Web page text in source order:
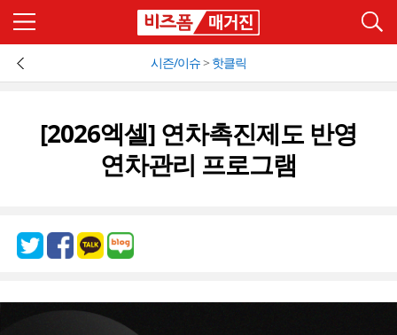
시즌/이슈> 핫클릭
[2026엑셀] 연차촉진제도 반영
연차관리 프로그램